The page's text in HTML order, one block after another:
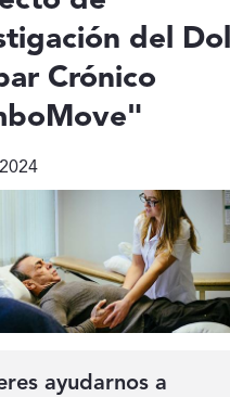
del
Crónico
ayudarnos a